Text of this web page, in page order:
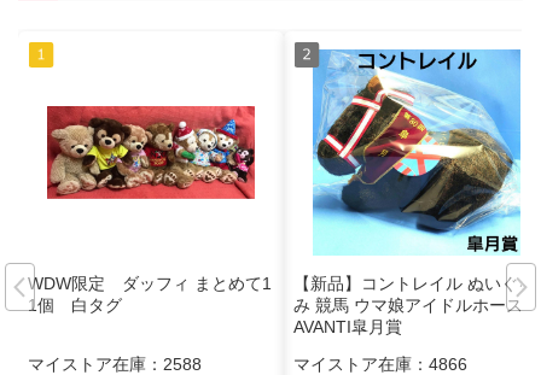
WDW限定 ダッフィ まとめて1
1個 白タグ
マイストア在庫： 2588
【新品】コントレイル ぬいぐる
み 競馬 ウマ娘アイドルホース馬
AVANTI皐月賞
マイストア在庫： 4866